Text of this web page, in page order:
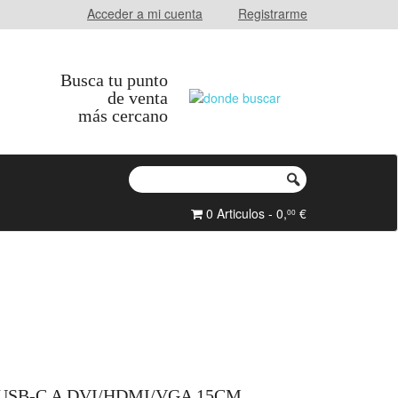
Acceder a mi cuenta Registrarme
Busca tu punto
de venta
más cercano
0 Articulos - 0,00 €